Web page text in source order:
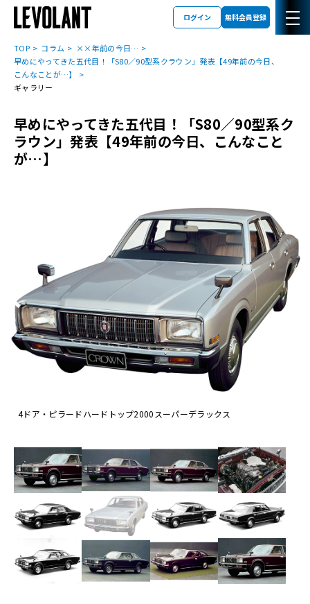
ログイン 無料会員登録
TOP コラム
××年前の今日…
早めにやってきた五代目！「S80／90型系クラウン」発表【49年前の今日、
こんなことが…】
ギャラリー
早めにやってきた五代目！「S80／90型系ク
ラウン」発表【49年前の今日、こんなこと
が…】
4ドア・ピラードハードトップ2000スーパーデラックス